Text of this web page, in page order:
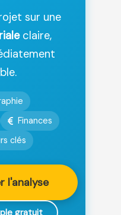
sur une
claire,
Finances
clés
l'analyse